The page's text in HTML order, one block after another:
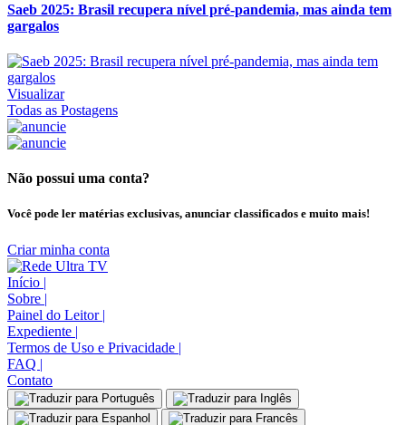
Saeb 2025: Brasil recupera nível pré-pandemia, mas ainda tem
gargalos
Visualizar
Todas as Postagens
Não possui uma conta?
Você pode ler matérias exclusivas, anunciar classificados e muito mais!
Criar minha conta
Início |
Sobre |
Painel do Leitor |
Expediente |
Termos de Uso e Privacidade |
FAQ |
Contato